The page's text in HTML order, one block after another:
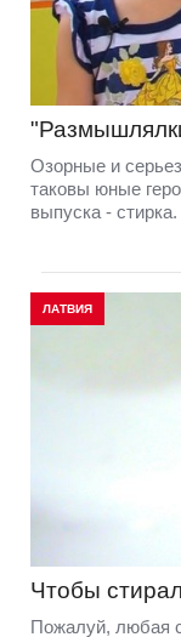
Озорные и
таковы юные
выпуска - стирка.
ЛАТВИЯ
Чтобы
Пожалуй, любая